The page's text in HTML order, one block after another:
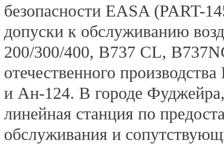
безопасности EASA (PART-
допуски к обслуживанию
200/300/400, B737 CL,
отечественного
и Ан-124. В городе
линейная станция по
обслуживания и